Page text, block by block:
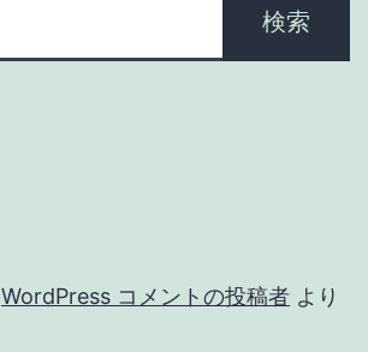
WordPress コメントの投稿者 より